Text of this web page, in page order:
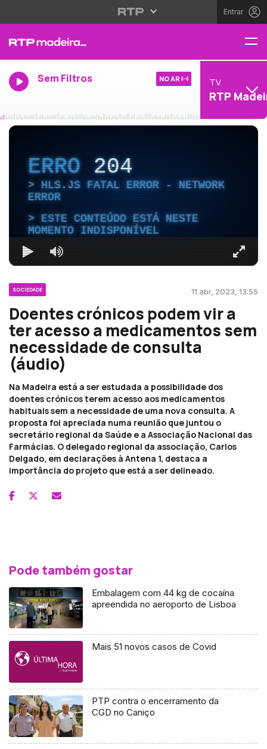
Entrar
Sem Filtros NO AR TV
RTP
ERRO204
HLS.JS FATAL ERROR - NETWORK
ERROR
ESTE CONTEÚDO ESTÁ NESTE
MOMENTO INDISPONÍVEL
SOCIEDADE 11 abr, 2023, 13:55
Doentes crónicos podem vir a
ter acesso a medicamentos sem
necessidade de consulta
(áudio)
Na Madeira está a ser estudada a possibilidade dos
doentes crónicos terem acesso aos medicamentos
habituais sem a necessidade de uma nova consulta. A
proposta foi apreciada numa reunião que juntou o
secretário regional da Saúde e a Associação Nacional das
Farmácias. O delegado regional da associação, Carlos
Delgado, em declarações à Antena 1, destaca a
importância do projeto que está a ser delineado.
Pode também gostar
Embalagem com 44 kg de cocaína
apreendida no aeroporto de Lisboa
Mais 51 novos casos de Covid
PTP contra o encerramento da
CGD no Caniço